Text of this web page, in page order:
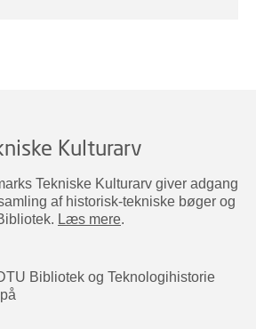
Kulturarv
Tekniske Kulturarv giver adgang
af historisk-tekniske bøger og
Læs mere.
Bibliotek og Teknologihistorie